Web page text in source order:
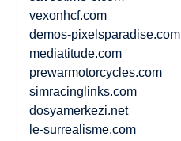
vexonhcf.com
demos-pixelsparadise.com
mediatitude.com
prewarmotorcycles.com
simracinglinks.com
dosyamerkezi.net
le-surrealisme.com